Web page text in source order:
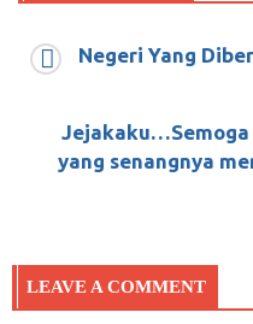
Dede Oetomo
Januari 8, 2018 0
Masihkah Engkau
Tahun Setelah
Negeri Yang
yang senangnya
LEAVE A COMMENT